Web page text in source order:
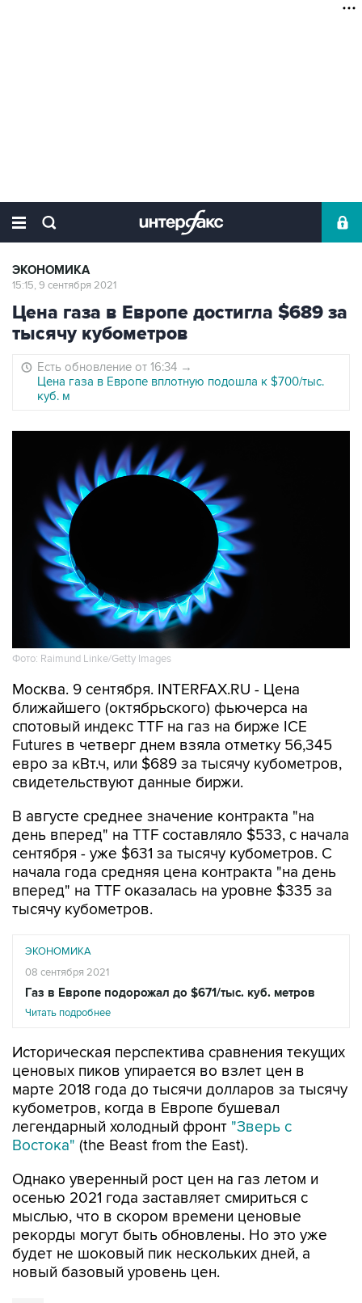
ЭКОНОМИКА
15:15, 9 сентября 2021
Цена газа в Европе достигла $689 за
тысячу кубометров
Есть обновление от 16:34 →
Цена газа в Европе вплотную подошла к $700/тыс.
куб. м
Фото: Raimund Linke/Getty Images
Москва. 9 сентября. INTERFAX.RU - Цена
ближайшего (октябрьского) фьючерса на
спотовый индекс TTF на газ на бирже ICE
Futures в четверг днем взяла отметку 56,345
евро за кВт.ч, или $689 за тысячу кубометров,
свидетельствуют данные биржи.
В августе среднее значение контракта "на
день вперед" на TTF составляло $533, с начала
сентября - уже $631 за тысячу кубометров. С
начала года средняя цена контракта "на день
вперед" на TTF оказалась на уровне $335 за
тысячу кубометров.
ЭКОНОМИКА
08 сентября 2021
Газ в Европе подорожал до $671/тыс. куб. метров
Читать подробнее
Историческая перспектива сравнения текущих
ценовых пиков упирается во взлет цен в
марте 2018 года до тысячи долларов за тысячу
кубометров, когда в Европе бушевал
легендарный холодный фронт "Зверь с
Востока" (the Beast from the East).
Однако уверенный рост цен на газ летом и
осенью 2021 года заставляет смириться с
мыслью, что в скором времени ценовые
рекорды могут быть обновлены. Но это уже
будет не шоковый пик нескольких дней, а
новый базовый уровень цен.